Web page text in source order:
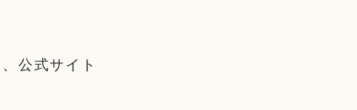
公式サイト